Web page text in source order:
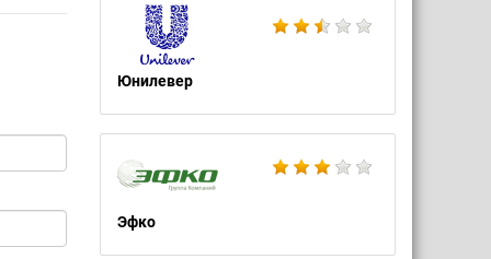
Юнилевер
Эфко